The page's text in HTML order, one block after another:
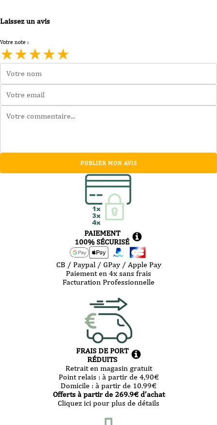
Laissez un avis
Votre note :
★★★★★
PUBLIER MON AVIS
PAIEMENT
100% SÉCURISÉ
CB / Paypal / GPay / Apple Pay
Paiement en 4x sans frais
Facturation Professionnelle
FRAIS DE PORT
RÉDUITS
Retrait en magasin gratuit
Point relais : à partir de 4,90€
Domicile : à partir de 10.99€
Offerts à partir de 269.9€ d’achat
Cliquez ici pour plus de détails